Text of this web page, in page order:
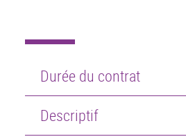
Durée du contrat
Descriptif